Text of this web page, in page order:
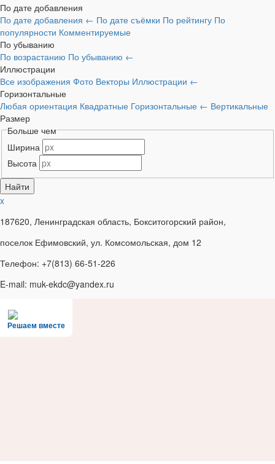
По дате добавления
По дате добавления ← По дате съёмки По рейтингу По
популярности Комментируемые
По убыванию
По возрастанию По убыванию ←
Иллюстрации
Все изображения Фото Векторы Иллюстрации ←
Горизонтальные
Любая ориентация Квадратные Горизонтальные ← Вертикальные
Размер
Больше чем
Ширина
Высота
x
187620, Ленинградская область, Бокситогорский район,
поселок Ефимовский, ул. Комсомольская, дом 12
Телефон: +7(813) 66-51-226
E-mail: muk-ekdc@yandex.ru
Решаем вместе